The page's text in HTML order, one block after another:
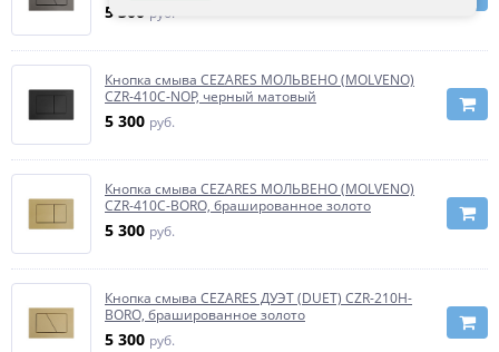
5 300 руб.
Кнопка смыва CEZARES МОЛЬВЕНО (MOLVENO)
CZR-410C-NOP, черный матовый
5 300 руб.
Кнопка смыва CEZARES МОЛЬВЕНО (MOLVENO)
CZR-410C-BORO, брашированное золото
5 300 руб.
Кнопка смыва CEZARES ДУЭТ (DUET) CZR-210H-
BORO, брашированное золото
5 300 руб.